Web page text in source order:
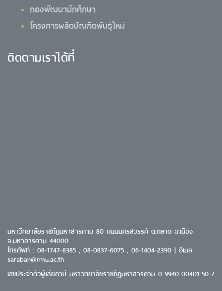
กองพัฒนานักศึกษา
โครงการผลิตบัณฑิตพันธุ์ใหม่
ติดตามเราได้ที่
มหาวิทยาลัยราชภัฏมหาสารคาม 80 ถนนนครสวรรค์ ต.ตลาด อ.เมือง
จ.มหาสารคาม 44000
โทรศัพท์ : 08-1747-8385 , 08-0837-6075 , 06-1404-2390 | อีเมล
saraban@rmu.ac.th
เลขประจำตัวผู้เสียภาษี มหาวิทยาลัยราชภัฏมหาสารคาม 0-9940-00401-50-7